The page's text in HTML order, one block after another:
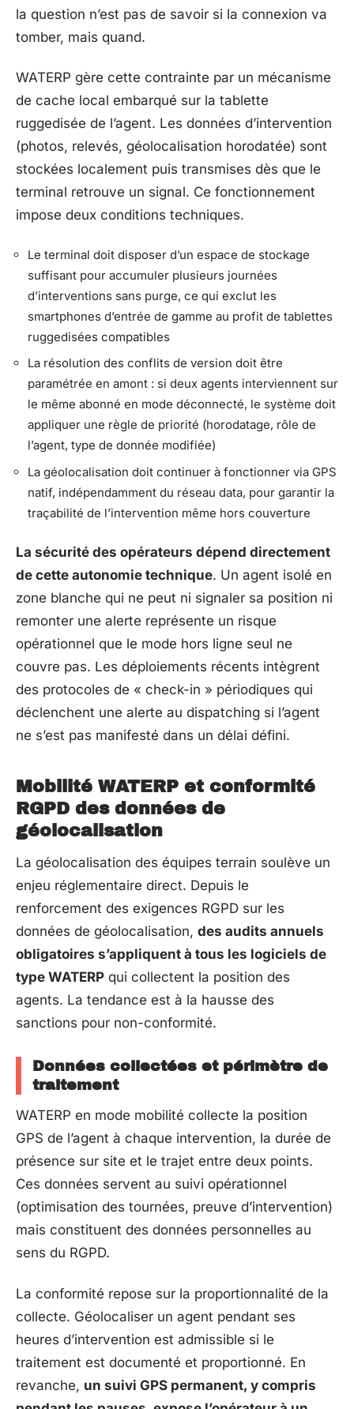
la question n’est pas de savoir si la connexion va
tomber, mais quand.
WATERP gère cette contrainte par un mécanisme
de cache local embarqué sur la tablette
ruggedisée de l’agent. Les données d’intervention
(photos, relevés, géolocalisation horodatée) sont
stockées localement puis transmises dès que le
terminal retrouve un signal. Ce fonctionnement
impose deux conditions techniques.
Le terminal doit disposer d’un espace de stockage
suffisant pour accumuler plusieurs journées
d’interventions sans purge, ce qui exclut les
smartphones d’entrée de gamme au profit de tablettes
ruggedisées compatibles
La résolution des conflits de version doit être
paramétrée en amont : si deux agents interviennent sur
le même abonné en mode déconnecté, le système doit
appliquer une règle de priorité (horodatage, rôle de
l’agent, type de donnée modifiée)
La géolocalisation doit continuer à fonctionner via GPS
natif, indépendamment du réseau data, pour garantir la
traçabilité de l’intervention même hors couverture
La sécurité des opérateurs dépend directement
de cette autonomie technique. Un agent isolé en
zone blanche qui ne peut ni signaler sa position ni
remonter une alerte représente un risque
opérationnel que le mode hors ligne seul ne
couvre pas. Les déploiements récents intègrent
des protocoles de « check-in » périodiques qui
déclenchent une alerte au dispatching si l’agent
ne s’est pas manifesté dans un délai défini.
Mobilité WATERP et conformité
RGPD des données de
géolocalisation
La géolocalisation des équipes terrain soulève un
enjeu réglementaire direct. Depuis le
renforcement des exigences RGPD sur les
données de géolocalisation, des audits annuels
obligatoires s’appliquent à tous les logiciels de
type WATERP qui collectent la position des
agents. La tendance est à la hausse des
sanctions pour non-conformité.
Données collectées et périmètre de
traitement
WATERP en mode mobilité collecte la position
GPS de l’agent à chaque intervention, la durée de
présence sur site et le trajet entre deux points.
Ces données servent au suivi opérationnel
(optimisation des tournées, preuve d’intervention)
mais constituent des données personnelles au
sens du RGPD.
La conformité repose sur la proportionnalité de la
collecte. Géolocaliser un agent pendant ses
heures d’intervention est admissible si le
traitement est documenté et proportionné. En
revanche, un suivi GPS permanent, y compris